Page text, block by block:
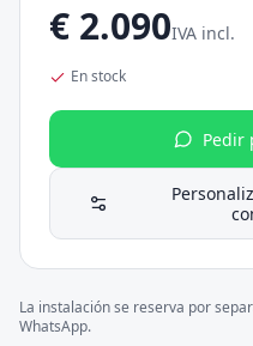
€ 2.090IVA incl.
En stock
Pedir
La instalación se reserva por
WhatsApp.